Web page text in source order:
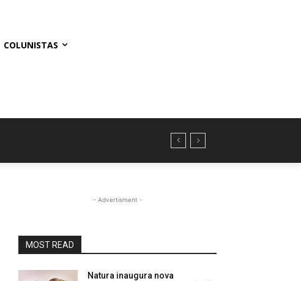
COLUNISTAS
- Advertisment -
MOST READ
Natura inaugura nova